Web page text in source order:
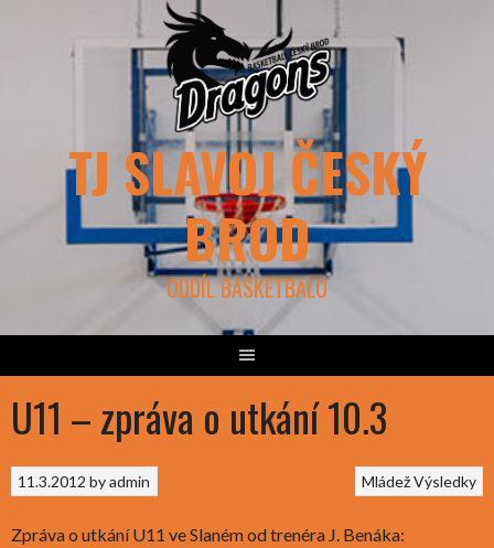
TJ SLAVOJ ČESKÝ
BROD
ODDÍL BASKETBALU
U11 – zpráva o utkání 10.3
MládežVýsledky
11.3.2012 byadmin
Zpráva o utkání U11 ve Slaném od trenéra J. Benáka: